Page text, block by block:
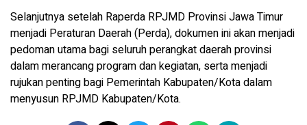
Selanjutnya setelah Raperda RPJMD Provinsi Jawa Timur
menjadi Peraturan Daerah (Perda), dokumen ini akan menjadi
pedoman utama bagi seluruh perangkat daerah provinsi
dalam merancang program dan kegiatan, serta menjadi
rujukan penting bagi Pemerintah Kabupaten/Kota dalam
menyusun RPJMD Kabupaten/Kota.